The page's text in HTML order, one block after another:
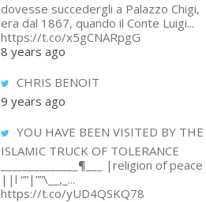
dovesse succedergli a Palazzo Chigi,
era dal 1867, quando il Conte Luigi...
https://t.co/x5gCNARpgG
8 years ago
CHRIS BENOIT
9 years ago
YOU HAVE BEEN VISITED BY THE
ISLAMIC TRUCK OF TOLERANCE
______________¶___ |religion of peace
||l “”|””\__,_...
https://t.co/yUD4QSKQ78